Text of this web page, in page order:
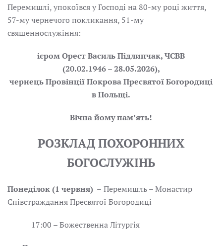
Перемишлі, упокоївся у Господі на 80-му році життя,
57-му чернечого покликання, 51-му
священнослужіння:
ієром Орест Василь Підлипчак, ЧСВВ
(20.02.1946 – 28.05.2026),
чернець Провінції Покрова Пресвятої Богородиці
в Польщі.
Вічна йому пам’ять!
РОЗКЛАД ПОХОРОННИХ
БОГОСЛУЖІНЬ
Понеділок (1 червня) – Перемишль – Монастир
Співстраждання Пресвятої Богородиці
17:00 – Божественна Літургія